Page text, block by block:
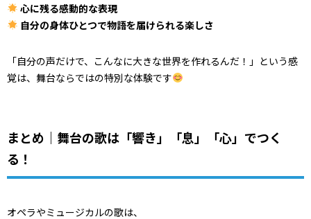
心に残る感動的な表現
自分の身体ひとつで物語を届けられる楽しさ
「自分の声だけで、こんなに大きな世界を作れるんだ！」という感
覚は、舞台ならではの特別な体験です
まとめ｜舞台の歌は「響き」「息」「心」でつく
る！
オペラやミュージカルの歌は、